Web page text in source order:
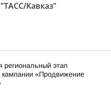
Кавказ"
этап
кампании «Продвижение